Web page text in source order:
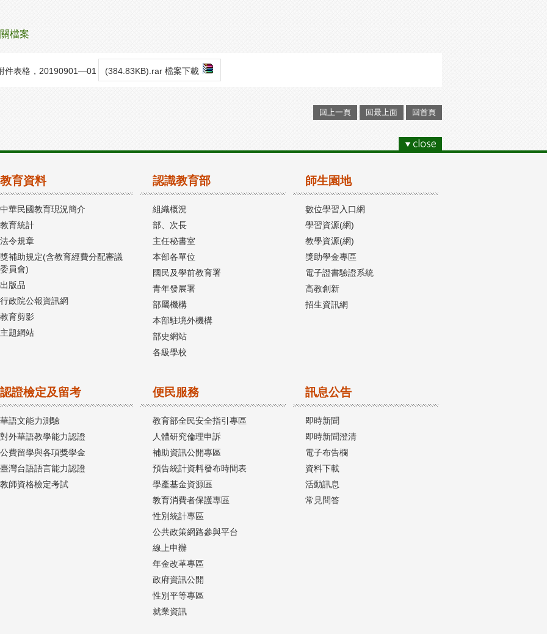
檔案
件表格，20190901—01 (384.83KB).rar 檔案下載
回上一頁 回最上面 回首頁
教育資料
中華民國教育現況簡介
教育統計
法令規章
獎補助規定(含教育經費分配審議
委員會)
出版品
行政院公報資訊網
教育剪影
主題網站
認識教育部
組織概況
部、次長
主任秘書室
本部各單位
國民及學前教育署
青年發展署
部屬機構
本部駐境外機構
部史網站
各級學校
師生園地
數位學習入口網
學習資源(網)
教學資源(網)
獎助學金專區
電子證書驗證系統
高教創新
招生資訊網
認證檢定及留考
華語文能力測驗
對外華語教學能力認證
公費留學與各項獎學金
臺灣台語語言能力認證
教師資格檢定考試
便民服務
教育部全民安全指引專區
人體研究倫理申訴
補助資訊公開專區
預告統計資料發布時間表
學產基金資源區
教育消費者保護專區
性別統計專區
公共政策網路參與平台
線上申辦
年金改革專區
政府資訊公開
性別平等專區
就業資訊
訊息公告
即時新聞
即時新聞澄清
電子布告欄
資料下載
活動訊息
常見問答